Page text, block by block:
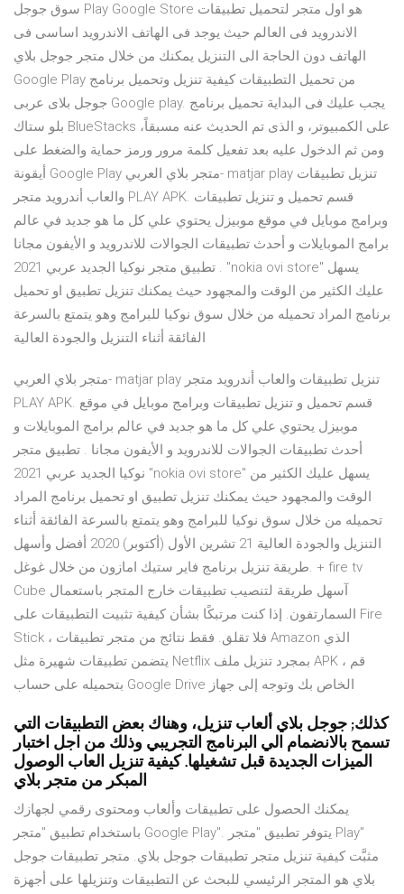
سوق جوجل Play Google Store هو اول متجر لتحميل تطبيقات
الاندرويد فى العالم حيث يوجد فى الهاتف الاندرويد اساسى فى
الهاتف دون الحاجة الى التنزيل يمكنك من خلال متجر جوجل بلاي
Google Play من تحميل التطبيقات كيفية تنزيل وتحميل برنامج
جوجل بلاى عربى Google play. يجب عليك فى البداية تحميل برنامج
بلو ستاك BlueStacks على الكمبيوتر، و الذى تم الحديث عنه مسبقاً،
ومن ثم الدخول عليه بعد تفعيل كلمة مرور ورمز حماية والضغط على
أيقونة Google Play متجر بلاي العربي- matjar play تنزيل تطبيقات
والعاب أندرويد متجر PLAY APK. قسم تحميل و تنزيل تطبيقات
وبرامج موبايل في موقع موبيزل يحتوي علي كل ما هو جديد في عالم
برامج الموبايلات و أحدث تطبيقات الجوالات للاندرويد و الأيفون مجانا
. تطبيق متجر نوكيا الجديد عربي 2021 "nokia ovi store" يسهل
عليك الكثير من الوقت والمجهود حيث يمكنك تنزيل تطبيق او تحميل
برنامج المراد تحميله من خلال سوق نوكيا للبرامج وهو يتمتع بالسرعة
الفائقة أثناء التنزيل والجودة العالية
متجر بلاي العربي- matjar play تنزيل تطبيقات والعاب أندرويد متجر
PLAY APK. قسم تحميل و تنزيل تطبيقات وبرامج موبايل في موقع
موبيزل يحتوي علي كل ما هو جديد في عالم برامج الموبايلات و
أحدث تطبيقات الجوالات للاندرويد و الأيفون مجانا . تطبيق متجر
نوكيا الجديد عربي 2021 "nokia ovi store" يسهل عليك الكثير من
الوقت والمجهود حيث يمكنك تنزيل تطبيق او تحميل برنامج المراد
تحميله من خلال سوق نوكيا للبرامج وهو يتمتع بالسرعة الفائقة أثناء
التنزيل والجودة العالية 21 تشرين الأول (أكتوبر) 2020 أفضل وأسهل
طريقة تنزيل برنامج فاير ستيك امازون من خلال غوغل. + fire tv
Cube آسهل طريقة لتنصيب تطبيقات خارج المتجر باستعمال
السمارتفون. إذا كنت مرتبكًا بشأن كيفية تثبيت التطبيقات على Fire
Stick ، ​​فلا تقلق. فقط نتائج من متجر تطبيقات Amazon الذي
يتضمن تطبيقات شهيرة مثل Netflix بمجرد تنزيل ملف APK ، قم
كذلك; جوجل بلاي ألعاب تنزيل، وهناك بعض التطبيقات التي
تسمح بالانضمام الي البرنامج التجريبي وذلك من اجل اختبار
الميزات الجديدة قبل تشغيلها. كيفية تنزيل العاب الوصول
المبكر من متجر بلاي
يمكنك الحصول على تطبيقات وألعاب ومحتوى رقمي لجهازك
باستخدام تطبيق "متجر Google Play". يتوفر تطبيق "متجر Play"
مثبَّت كيفية تنزيل متجر تطبيقات جوجل بلاي. متجر تطبيقات جوجل
بلاي هو المتجر الرئيسي للبحث عن التطبيقات وتنزيلها على أجهزة